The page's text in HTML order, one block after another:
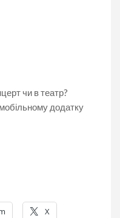
чи в театр?
мобільному додатку
X